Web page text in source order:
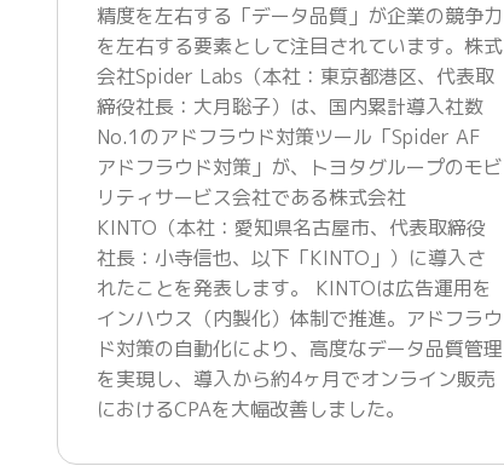
精度を左右する「データ品質」が企業の競争力
を左右する要素として注目されています。株式
会社Spider Labs（本社：東京都港区、代表取
締役社長：大月聡子）は、国内累計導入社数
No.1のアドフラウド対策ツール「Spider AF
アドフラウド対策」が、トヨタグループのモビ
リティサービス会社である株式会社
KINTO（本社：愛知県名古屋市、代表取締役
社長：小寺信也、以下「KINTO」）に導入さ
れたことを発表します。 KINTOは広告運用を
インハウス（内製化）体制で推進。アドフラウ
ド対策の自動化により、高度なデータ品質管理
を実現し、導入から約4ヶ月でオンライン販売
におけるCPAを大幅改善しました。